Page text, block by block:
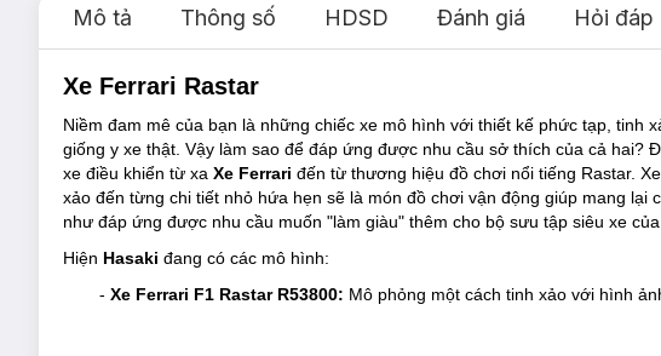
Mô tả Thông số HDSD Đánh giá Hỏi đáp
Xe Ferrari Rastar
Niềm đam mê của bạn là những chiếc xe mô hình với thiết kế phức tạp, tinh
giống y xe thật. Vậy làm sao để đáp ứng được nhu cầu sở thích của cả
xe điều khiển từ xa Xe Ferrari đến từ thương hiệu đồ chơi nổi tiếng Rastar.
xảo đến từng chi tiết nhỏ hứa hẹn sẽ là món đồ chơi vận động giúp mang
như đáp ứng được nhu cầu muốn "làm giàu" thêm cho bộ sưu tập siêu xe của
Hiện Hasaki đang có các mô hình:
- Xe Ferrari F1 Rastar R53800: Mô phỏng một cách tinh xảo với hình